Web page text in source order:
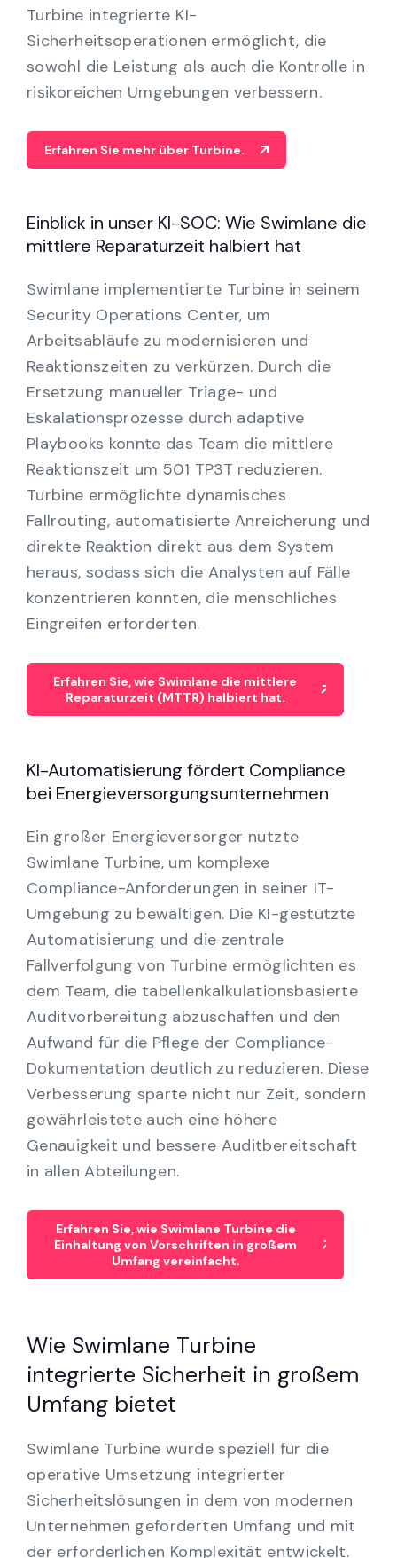
Turbine integrierte KI-
Sicherheitsoperationen ermöglicht, die
sowohl die Leistung als auch die Kontrolle in
risikoreichen Umgebungen verbessern.
Erfahren Sie mehr über Turbine.
Einblick in unser KI-SOC: Wie Swimlane die
mittlere Reparaturzeit halbiert hat
Swimlane implementierte Turbine in seinem
Security Operations Center, um
Arbeitsabläufe zu modernisieren und
Reaktionszeiten zu verkürzen. Durch die
Ersetzung manueller Triage- und
Eskalationsprozesse durch adaptive
Playbooks konnte das Team die mittlere
Reaktionszeit um 501 TP3T reduzieren.
Turbine ermöglichte dynamisches
Fallrouting, automatisierte Anreicherung und
direkte Reaktion direkt aus dem System
heraus, sodass sich die Analysten auf Fälle
konzentrieren konnten, die menschliches
Eingreifen erforderten.
Erfahren Sie, wie Swimlane die mittlere
Reparaturzeit (MTTR) halbiert hat.
KI-Automatisierung fördert Compliance
bei Energieversorgungsunternehmen
Ein großer Energieversorger nutzte
Swimlane Turbine, um komplexe
Compliance-Anforderungen in seiner IT-
Umgebung zu bewältigen. Die KI-gestützte
Automatisierung und die zentrale
Fallverfolgung von Turbine ermöglichten es
dem Team, die tabellenkalkulationsbasierte
Auditvorbereitung abzuschaffen und den
Aufwand für die Pflege der Compliance-
Dokumentation deutlich zu reduzieren. Diese
Verbesserung sparte nicht nur Zeit, sondern
gewährleistete auch eine höhere
Genauigkeit und bessere Auditbereitschaft
in allen Abteilungen.
Erfahren Sie, wie Swimlane Turbine die
Einhaltung von Vorschriften in großem
Umfang vereinfacht.
Wie Swimlane Turbine
integrierte Sicherheit in großem
Umfang bietet
Swimlane Turbine wurde speziell für die
operative Umsetzung integrierter
Sicherheitslösungen in dem von modernen
Unternehmen geforderten Umfang und mit
der erforderlichen Komplexität entwickelt.